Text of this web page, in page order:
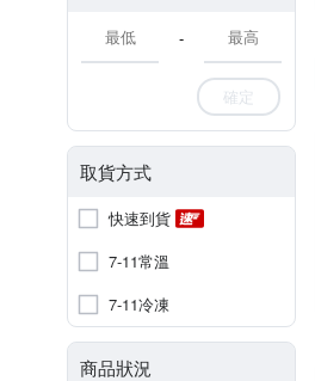
-
確定
取貨方式
快速到貨
7-11常溫
7-11冷凍
商品狀況